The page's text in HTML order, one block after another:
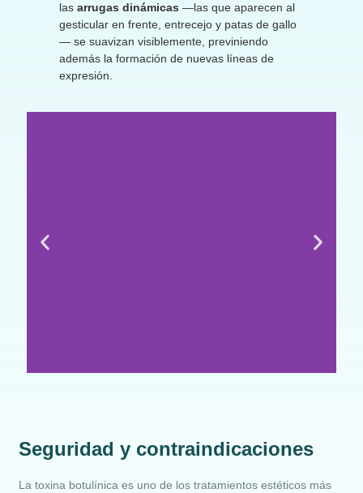
las arrugas dinámicas —las que aparecen al
gesticular en frente, entrecejo y patas de gallo
— se suavizan visiblemente, previniendo
además la formación de nuevas líneas de
expresión.
Suaviza las arrugas sin
congelar la expresión.
Seguridad y contraindicaciones
La toxina botulínica es uno de los tratamientos estéticos más